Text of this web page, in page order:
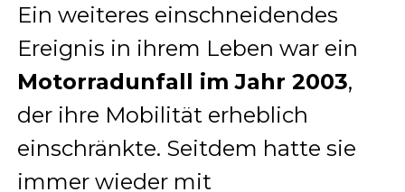
Ein weiteres einschneidendes
Ereignis in ihrem Leben war ein
Motorradunfall im Jahr 2003,
der ihre Mobilität erheblich
einschränkte. Seitdem hatte sie
immer wieder mit